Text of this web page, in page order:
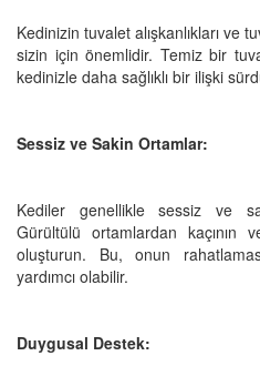
Kedinizin tuvalet alışkanlıkları ve
sizin için önemlidir. Temiz bir
kedinizle daha sağlıklı bir ilişki
Sessiz ve Sakin Ortamlar:
Kediler genellikle sessiz ve
Gürültülü ortamlardan
oluşturun. Bu, onun
yardımcı olabilir.
Duygusal Destek: